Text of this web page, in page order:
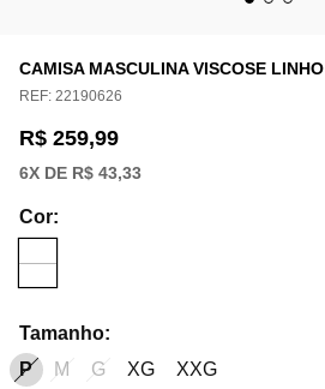
CAMISA MASCULINA VISCOSE LINHO
REF: 22190626
R$ 259,99
6X DE R$ 43,33
Cor:
Tamanho:
P
M G XG XXG